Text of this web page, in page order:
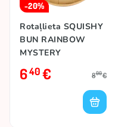
-20%
Rotaļlieta SQUISHY
BUN RAINBOW
MYSTERY
DUMPLING
640€ 800€